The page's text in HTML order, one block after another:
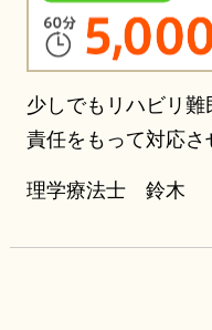
少しでもリハビリ難
責任をもって対応さ
理学療法士 鈴木